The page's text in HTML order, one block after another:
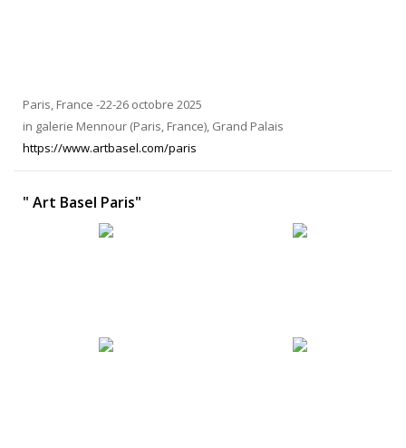
Paris, France -22-26 octobre 2025
in galerie Mennour (Paris, France), Grand Palais
https://www.artbasel.com/paris
" Art Basel Paris"